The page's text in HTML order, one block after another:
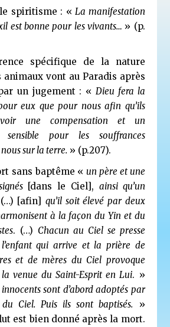
spiritisme : « La manifestation
est bonne pour les vivants… » (p.
spécifique de la nature
animaux vont au Paradis après
un jugement : «Dieu fera la
eux que pour nous afin qu’ils
une compensation et un
sensible pour les souffrances
sur la terre. » (p.207).
sans baptême « un père et une
[dans le Ciel], ainsi qu’un
(…) [afin]qu’il soit élevé par deux
à la façon du Yin et du
. (…) Chacun au Ciel se presse
qui arrive et la prière de
et de mères du Ciel provoque
venue du Saint-Esprit en Lui. »
innocents sont d’abord adoptés par
Ciel. Puis ils sont baptisés. »
est bien donné après la mort.